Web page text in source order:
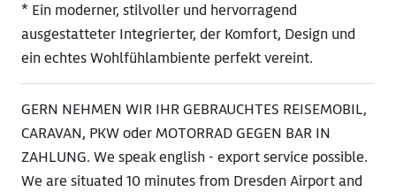
* Ein moderner, stilvoller und hervorragend
ausgestatteter Integrierter, der Komfort, Design und
ein echtes Wohlfühlambiente perfekt vereint.
GERN NEHMEN WIR IHR GEBRAUCHTES REISEMOBIL,
CARAVAN, PKW oder MOTORRAD GEGEN BAR IN
ZAHLUNG. We speak english - export service possible.
We are situated 10 minutes from Dresden Airport and